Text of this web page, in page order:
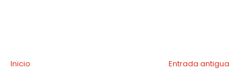
Entrada antigua
Inicio